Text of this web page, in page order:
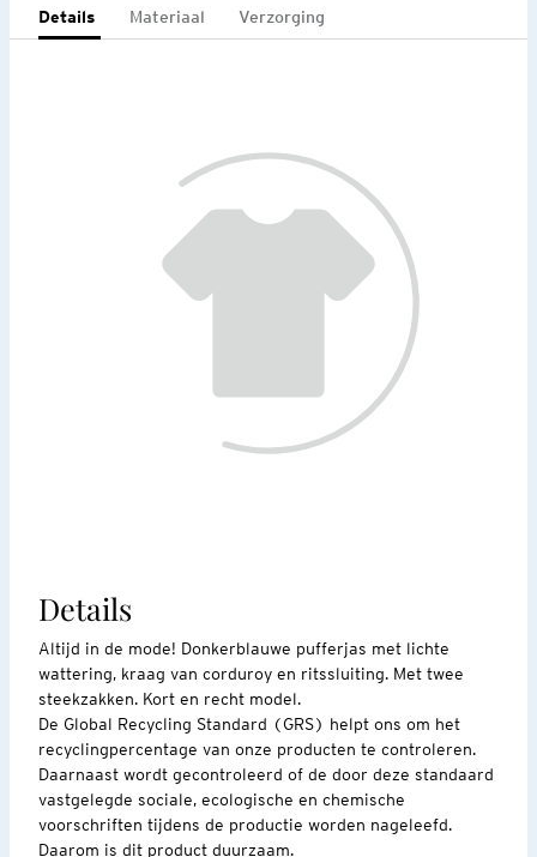
Details Materiaal Verzorging
Details
Altijd in de mode! Donkerblauwe pufferjas met lichte
wattering, kraag van corduroy en ritssluiting. Met twee
steekzakken. Kort en recht model.
De Global Recycling Standard (GRS) helpt ons om het
recyclingpercentage van onze producten te controleren.
Daarnaast wordt gecontroleerd of de door deze standaard
vastgelegde sociale, ecologische en chemische
voorschriften tijdens de productie worden nageleefd.
Daarom is dit product duurzaam.